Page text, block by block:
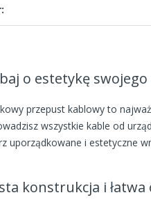
o estetykę
przepust kablowy to
wszystkie kable od
uporządkowane i estetyczne
konstrukcja i łatwa